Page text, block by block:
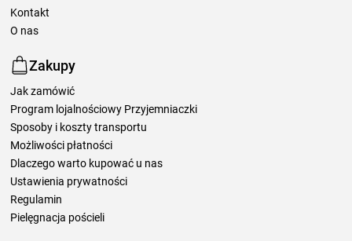
Kontakt
O nas
Zakupy
Jak zamówić
Program lojalnościowy Przyjemniaczki
Sposoby i koszty transportu
Możliwości płatności
Dlaczego warto kupować u nas
Ustawienia prywatności
Regulamin
Pielęgnacja pościeli